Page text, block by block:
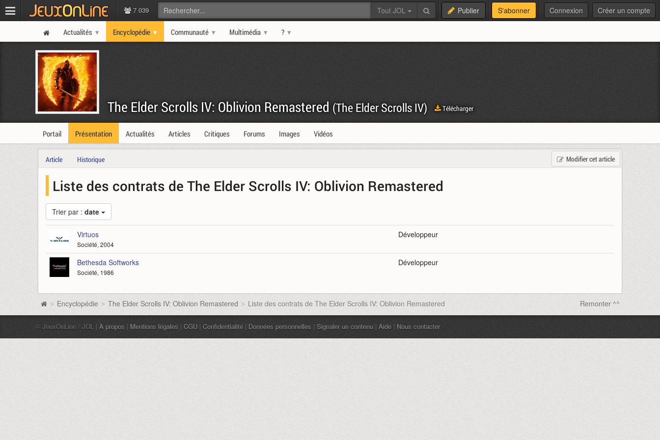
7 039 Tout JOL Publier S'abonner Connexion Créer un compte
Actualités Encyclopédie Communauté Multimédia ?
The Elder Scrolls IV: Oblivion Remastered (The Elder Scrolls IV) Télécharger
Portail Présentation Actualités Articles Critiques Forums Images Vidéos
Modifier cet article
Article Historique
Liste des contrats de The Elder Scrolls IV: Oblivion Remastered
Trier par : date
Virtuos
Société, 2004
Développeur
Bethesda Softworks
Société, 1986
Développeur
Remonter ^^
> Encyclopédie > The Elder Scrolls IV: Oblivion Remastered > Liste des contrats de The Elder Scrolls IV: Oblivion Remastered
© JeuxOnLine / JOL | À propos | Mentions légales | CGU | Confidentialité | Données personnelles | Signaler un contenu | Aide | Nous contacter